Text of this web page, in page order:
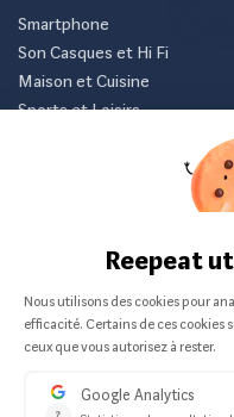
Smartphone
Son Casques et Hi Fi
Maison et Cuisine
Sports et Loisirs
Nous ne communiquerons